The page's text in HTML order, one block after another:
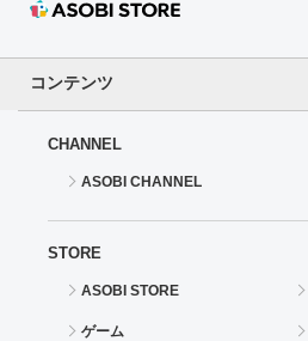
コンテンツ
CHANNEL
ASOBI CHANNEL
STORE
ASOBI STORE
ゲーム